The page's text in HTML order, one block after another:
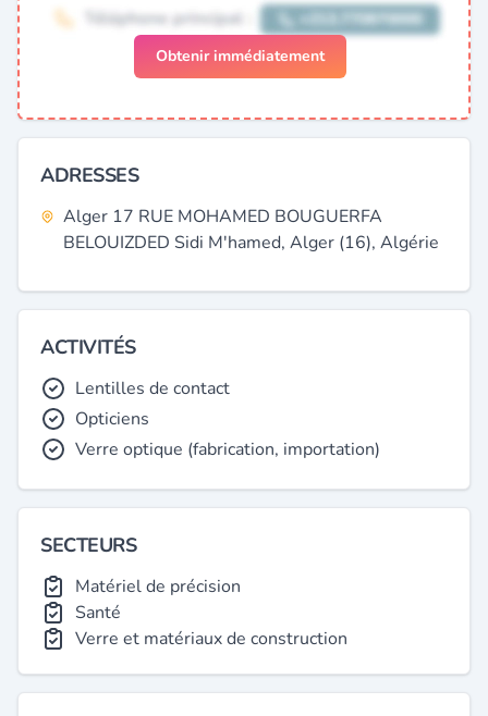
Obtenir immédiatement
ADRESSES
Alger 17 RUE MOHAMED BOUGUERFA
BELOUIZDED Sidi M'hamed, Alger (16), Algérie
ACTIVITÉS
Lentilles de contact
Opticiens
Verre optique (fabrication, importation)
SECTEURS
Matériel de précision
Santé
Verre et matériaux de construction